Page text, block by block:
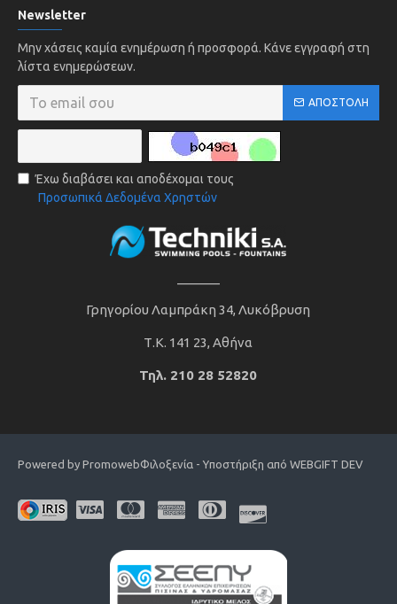
Newsletter
Μην χάσεις καμία ενημέρωση ή προσφορά. Κάνε εγγραφή στη
λίστα ενημερώσεων.
ΑΠΟΣΤΟΛΉ
Έχω διαβάσει και αποδέχομαι τους
Προσωπικά Δεδομένα Χρηστών
Γρηγορίου Λαμπράκη 34, Λυκόβρυση
Τ.Κ. 141 23, Αθήνα
Τηλ. 210 28 52820
Powered by PromowebΦιλοξενία - Υποστήριξη από WEBGIFT DEV